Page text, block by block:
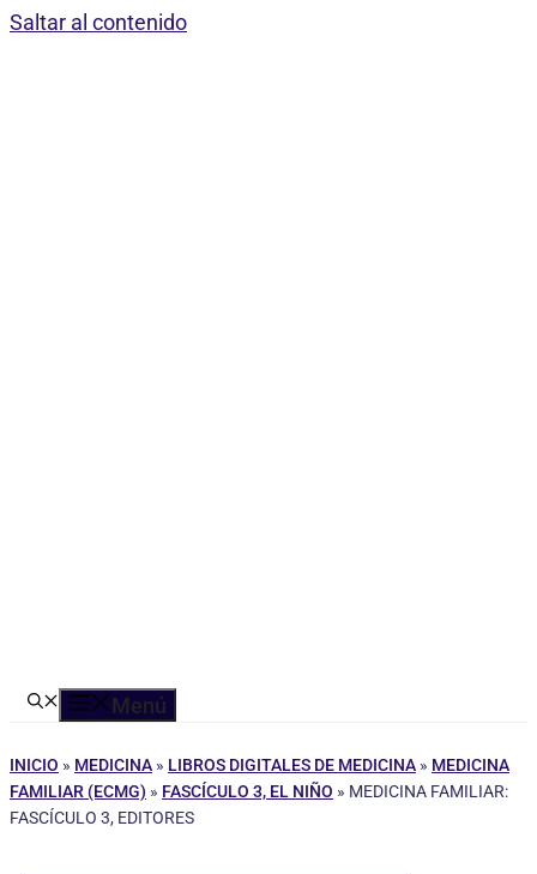
Saltar al contenido
Menú
INICIO » MEDICINA » LIBROS DIGITALES DE MEDICINA » MEDICINA
FAMILIAR (ECMG) » FASCÍCULO 3, EL NIÑO » MEDICINA FAMILIAR:
FASCÍCULO 3, EDITORES